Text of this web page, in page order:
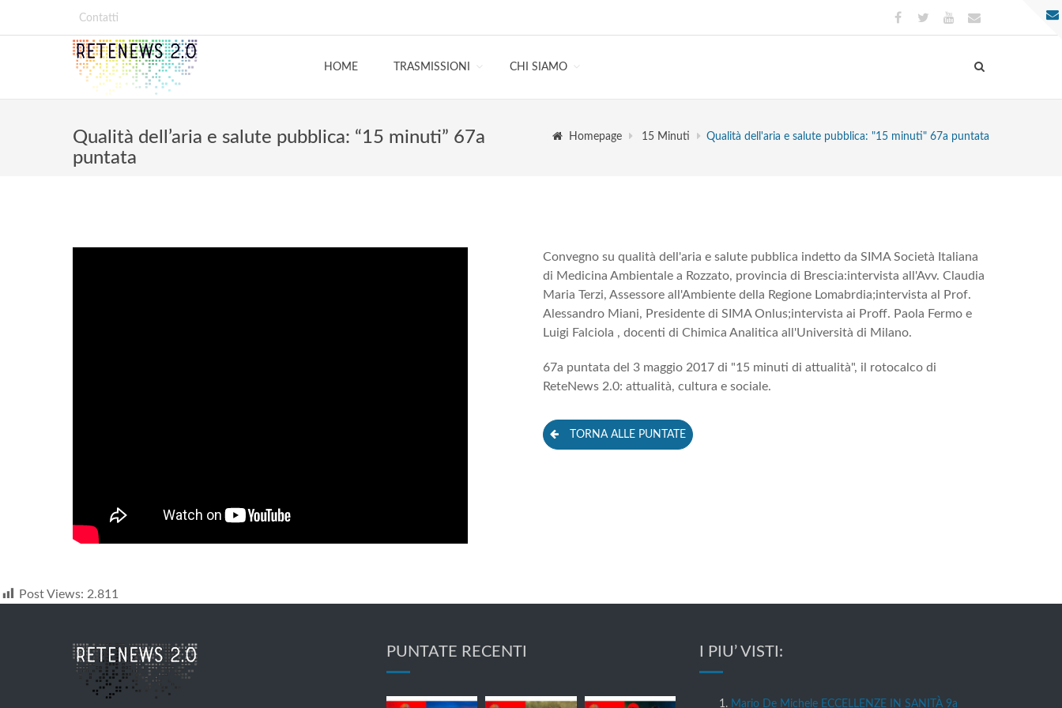
Contatti
HOME TRASMISSIONI CHI SIAMO
Qualità dell’aria e salute pubblica: “15 minuti” 67a
puntata
Homepage 15 Minuti Qualità dell'aria e salute pubblica: "15 minuti" 67a puntata
Convegno su qualità dell'aria e salute pubblica indetto da SIMA Società Italiana
di Medicina Ambientale a Rozzato, provincia di Brescia:intervista all'Avv. Claudia
Maria Terzi, Assessore all'Ambiente della Regione Lomabrdia;intervista al Prof.
Alessandro Miani, Presidente di SIMA Onlus;intervista ai Proff. Paola Fermo e
Luigi Falciola , docenti di Chimica Analitica all'Università di Milano.
67a puntata del 3 maggio 2017 di "15 minuti di attualità", il rotocalco di
ReteNews 2.0: attualità, cultura e sociale.
TORNA ALLE PUNTATE
Post Views: 2.811
PUNTATE RECENTI I PIU’ VISTI:
Mario De Michele ECCELLENZE IN SANITÀ 9a